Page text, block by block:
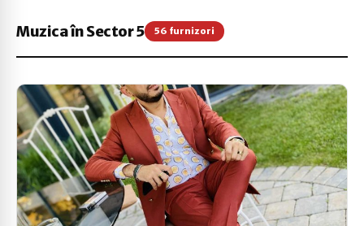
Muzica în Sector 5 56 furnizori